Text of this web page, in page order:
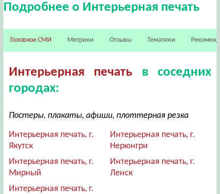
Подробнее о Интерьерная печать
Головное СМИ Метрики Отзывы Тематики
Интерьерная печать в соседних
городах:
Постеры, плакаты, афиши, плоттерная резка
Интерьерная печать, г.
Якутск
Интерьерная печать, г.
Нерюнгри
Интерьерная печать, г.
Мирный
Интерьерная печать, г.
Ленск
Интерьерная печать, г.